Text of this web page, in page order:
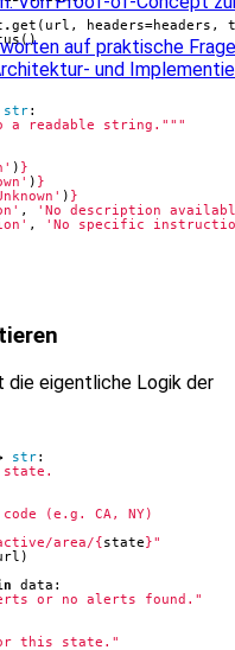
auf praktische
und
.get ( url , headers=headers ,
()
str:
a readable string."""
) }
) }
) }
,
'No description
,
'No specific
die eigentliche Logik der
str:
area/{state}"
)
data :
or no alerts found."
this state."